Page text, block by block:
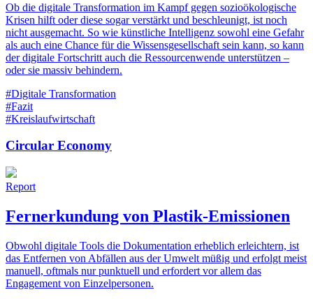
Ob die digitale Transformation im Kampf gegen sozioökologische
Krisen hilft oder diese sogar verstärkt und beschleunigt, ist noch
nicht ausgemacht. So wie künstliche Intelligenz sowohl eine Gefahr
als auch eine Chance für die Wissensgesellschaft sein kann, so kann
der digitale Fortschritt auch die Ressourcenwende unterstützen –
oder sie massiv behindern.
#Digitale Transformation
#Fazit
#Kreislaufwirtschaft
Circular Economy
Report
Fernerkundung von Plastik-Emissionen
Obwohl digitale Tools die Dokumentation erheblich erleichtern, ist
das Entfernen von Abfällen aus der Umwelt müßig und erfolgt meist
manuell, oftmals nur punktuell und erfordert vor allem das
Engagement von Einzelpersonen.